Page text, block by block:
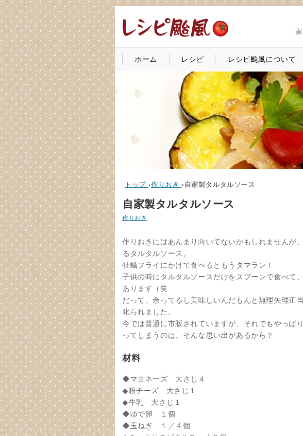
ホーム レシピ レシピ颱風について
トップ ›作りおき › 自家製タルタルソース
自家製タルタルソース
作りおき
作りおきにはあんまり向いてないかもしれませんが
るタルタルソース。
牡蠣フライにかけて食べるともうタマラン！
子供の時にタルタルソースだけをスプーンで食べて
あります（笑
だって、余ってるし美味しいんだもんと無理矢理正
叱られました。
今では普通に市販されていますが、それでもやっぱ
ってしまうのは、そんな思い出があるから？
材料
◆マヨネーズ 大さじ４
◆粉チーズ 大さじ１
◆牛乳 大さじ１
◆ゆで卵 １個
◆玉ねぎ １／４個